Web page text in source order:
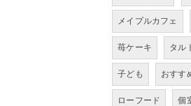
メイプルカフェ
苺ケーキ タル
子ども おすす
ローフード 個